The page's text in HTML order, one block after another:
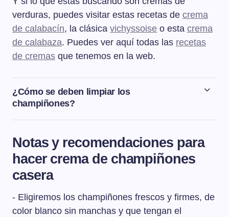
verduras, puedes visitar estas recetas de crema
de calabacín, la clásica vichyssoise o esta crema
de calabaza. Puedes ver aquí todas las recetas
de cremas que tenemos en la web.
¿Cómo se deben limpiar los
champiñones?
La mejor manera para limpiar los champiñones es
tierra. Pero hacerlo de esta manera requiere bastante
paciencia por lo que otra opción sería colocarlos debajo
del grifo y lavarlos de uno en uno con agua fría con poco
caudal de agua para que caiga solo la cantidad de agua
necesaria y frotarlos con los dedos hasta eliminar los
posibles restos de tierra. Después, se escurren bien y se
Notas y recomendaciones para
hacer crema de champiñones
casera
- Eligiremos los champiñones frescos y firmes, de
color blanco sin manchas y que tengan el